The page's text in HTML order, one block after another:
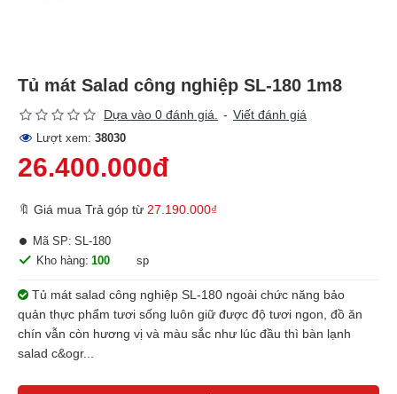
Tủ mát Salad công nghiệp SL-180 1m8
Dựa vào 0 đánh giá. - Viết đánh giá
Lượt xem: 38030
26.400.000đ
🔖 Giá mua Trả góp từ 27.190.000₫
Kho hàng: 100 sp
Mã SP: SL-180
Tủ mát salad công nghiệp SL-180 ngoài chức năng bảo
quản thực phẩm tươi sống luôn giữ được độ tươi ngon, đồ ăn
chín vẫn còn hương vị và màu sắc như lúc đầu thì bàn lạnh
salad c&ogr...